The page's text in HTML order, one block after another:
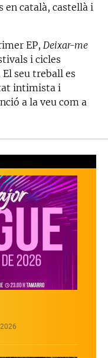
català, castellà i
EP, Deixar-me
i cicles
seu treball es
intimista i
a la veu com a